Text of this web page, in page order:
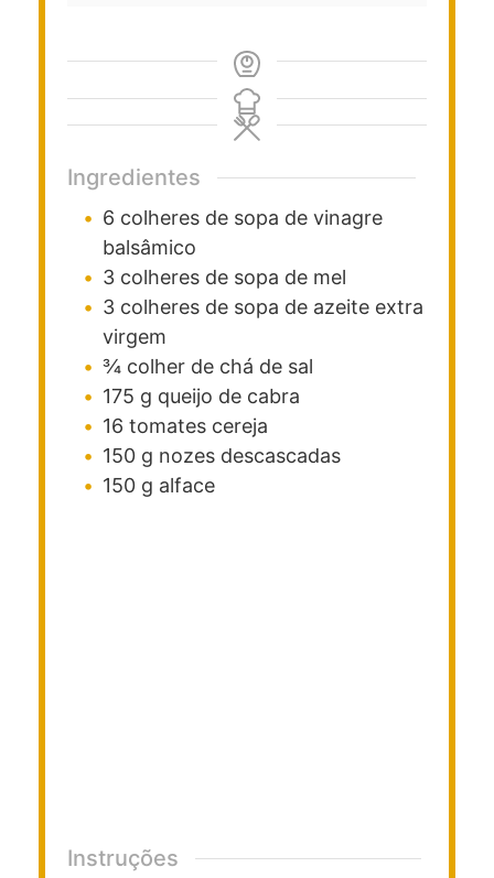
Ingredientes
6 colheres de sopa de vinagre
balsâmico
3 colheres de sopa de mel
3 colheres de sopa de azeite extra
virgem
¾ colher de chá de sal
175 g queijo de cabra
16 tomates cereja
150 g nozes descascadas
150 g alface
Instruções